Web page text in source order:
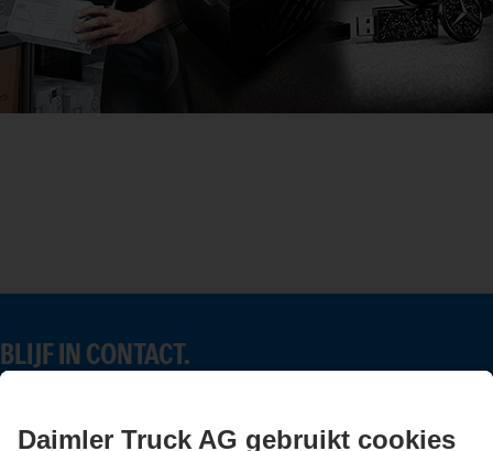
BLIJF IN CONTACT.
Ontdek Mercedes-Benz Trucks op onze digitale kanalen.